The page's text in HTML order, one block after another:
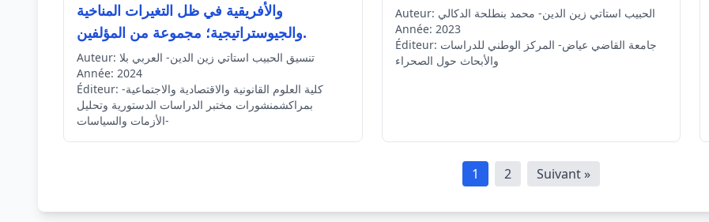
والأفريقية في ظل التغيرات المناخية
والجيوستراتيجية؛ مجموعة من المؤلفين.
Auteur: تنسيق الحبيب استاتي زين الدين- العربي بلا
Année: 2024
Éditeur: -كلية العلوم القانونية والاقتصادية والاجتماعية
بمراكشمنشورات مختبر الدراسات الدستورية وتحليل
الأزمات والسياسات-
Auteur: الحبيب استاتي زين الدين- محمد بنطلحة الدكالي
Année: 2023
Éditeur:
والأبحاث حول الصحراء
1 2 Suivant »